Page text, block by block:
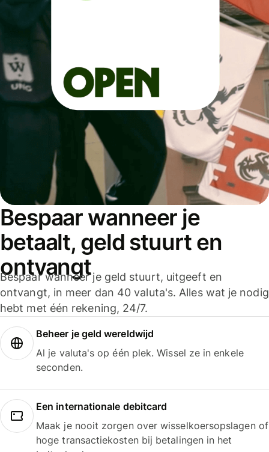
Bespaar wanneer je
betaalt, geld stuurt en
ontvangt
Bespaar wanneer je geld stuurt, uitgeeft en
ontvangt, in meer dan 40 valuta's. Alles wat je nodig
hebt met één rekening, 24/7.
Beheer je geld wereldwijd
Al je valuta's op één plek. Wissel ze in enkele
seconden.
Een internationale debitcard
Maak je nooit zorgen over wisselkoersopslagen of
hoge transactiekosten bij betalingen in het